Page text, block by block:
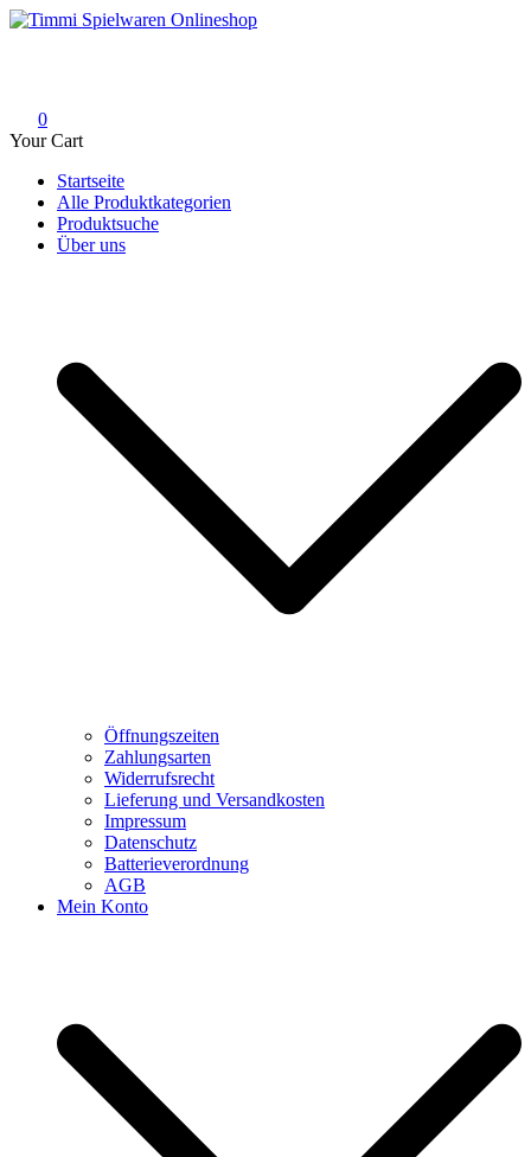
Skip
0
Your Cart
Startseite
Alle Produktkategorien
Produktsuche
Über uns
Öffnungszeiten
Zahlungsarten
Widerrufsrecht
Lieferung und Versandkosten
Impressum
Datenschutz
Batterieverordnung
AGB
Mein Konto